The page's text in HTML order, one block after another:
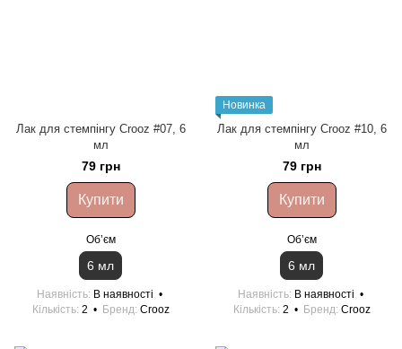
Лак для стемпінгу Crooz #07, 6
мл
79 грн
Купити
Обʼєм
6 мл
Наявність В наявності
Кількість 2 Бренд Crooz
Новинка
Лак для стемпінгу Crooz #10, 6
мл
79 грн
Купити
Обʼєм
6 мл
Наявність В наявності
Кількість 2 Бренд Crooz